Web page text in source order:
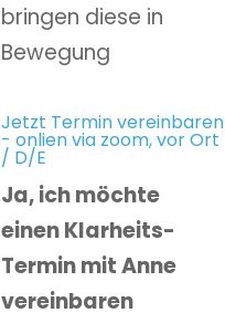
bringen diese in
Bewegung
Jetzt Termin vereinbaren
- onlien via zoom, vor Ort
/ D/E
Ja, ich möchte
einen Klarheits-
Termin mit Anne
vereinbaren